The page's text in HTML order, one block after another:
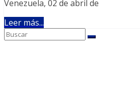
Venezuela, 02 de abril de
Leer más...